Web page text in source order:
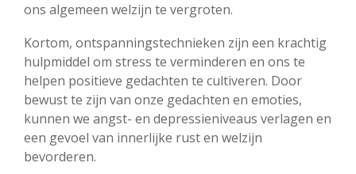
ons algemeen welzijn te vergroten.
Kortom, ontspanningstechnieken zijn een krachtig
hulpmiddel om stress te verminderen en ons te
helpen positieve gedachten te cultiveren. Door
bewust te zijn van onze gedachten en emoties,
kunnen we angst- en depressieniveaus verlagen en
een gevoel van innerlijke rust en welzijn
bevorderen.